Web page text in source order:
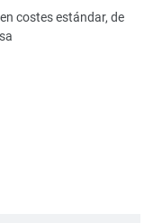
costes estándar, de